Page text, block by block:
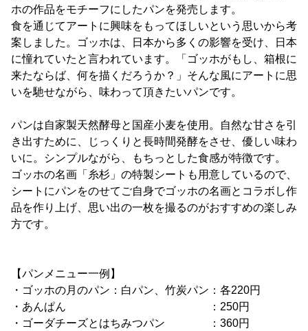
ホの作品をモチーフにしたパンを発売します。
食を通じてアートに興味をもってほしいという思いから考
案しました。ゴッホは、日本から多くの影響を受け、日本
に憧れていたと言われています。「ゴッホがもし、箱根に
来たならば、何を描くだろうか？」そんな風にアートに思
いを馳せながら、味わって頂きたいパンです。
パンは自家製天然酵母と国産小麦を使用。自然な甘さを引
き出すために、じっくりと長時間発酵をさせ、優しい味わ
いに。シンプルながら、もちっとした食感が特徴です。
ゴッホの名画「糸杉」の特製シートも用意しているので、
シートにパンをのせてご自身でゴッホの名画とコラボし作
品を作り上げ、思い出の一枚を撮るのがおすすめの楽しみ
方です。
【パンメニュー一例】
・ゴッホの月のパン：白パン、竹炭パン：各220円
・あんぱん ：250円
・ゴーダチーズとはちみつパン ：360円